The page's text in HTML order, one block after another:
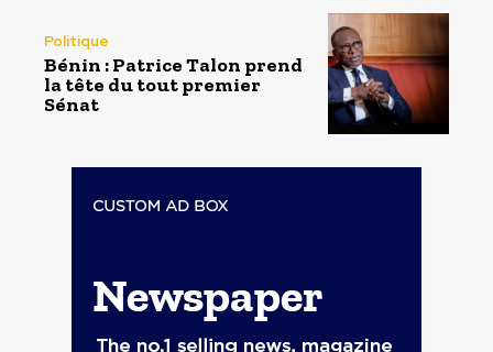
Politique
Bénin : Patrice Talon prend
la tête du tout premier
Sénat